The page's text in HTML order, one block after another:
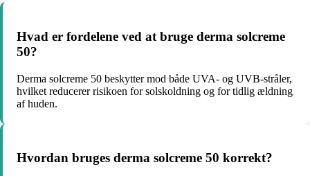
Hvad er fordelene ved at bruge derma solcreme
50?
Derma solcreme 50 beskytter mod både UVA- og UVB-stråler,
hvilket reducerer risikoen for solskoldning og for tidlig ældning
af huden.
Hvordan bruges derma solcreme 50 korrekt?